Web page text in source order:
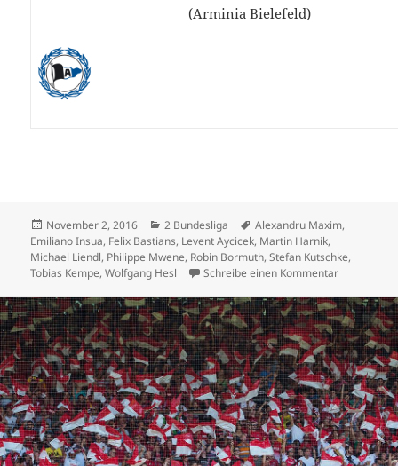
(Arminia Bielefeld)
Veröffentlicht
am
November 2, 2016 Kategorien
2 Bundesliga Schlagwörter
Alexandru Maxim,
Emiliano Insua, Felix Bastians, Levent Aycicek, Martin Harnik,
Michael Liendl, Philippe Mwene, Robin Bormuth,Stefan Kutschke,
Tobias Kempe,Wolfgang Hesl Schreibe einen Kommentarzu Leader-